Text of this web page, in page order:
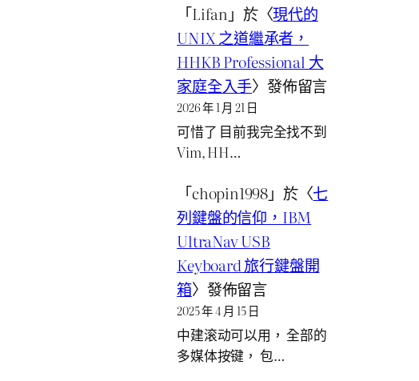
「Lifan 」於〈現代的
UNIX 之道繼承者，
HHKB Professional 大
家庭全入手〉發佈留言
2026 年 1 月 21 日
可惜了 目前我完全找不到
Vim, HH…
「chopin1998」於〈七
列鍵盤的信仰，IBM
UltraNav USB
Keyboard 旅行鍵盤開
箱〉發佈留言
2025 年 4 月 15 日
中建滚动可以用， 全部的
多媒体按键， 包…